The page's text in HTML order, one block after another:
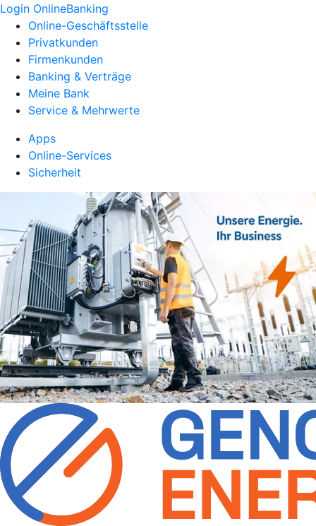
Login OnlineBanking
Online-Geschäftsstelle
Privatkunden
Firmenkunden
Banking & Verträge
Meine Bank
Service & Mehrwerte
Apps
Online-Services
Sicherheit